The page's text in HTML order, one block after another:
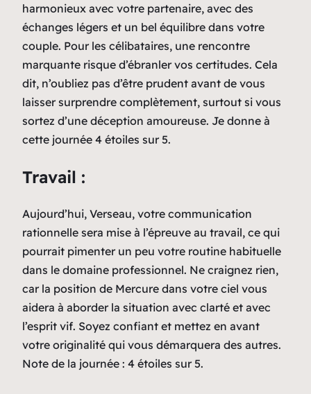
harmonieux avec votre partenaire, avec des
échanges légers et un bel équilibre dans votre
couple. Pour les célibataires, une rencontre
marquante risque d’ébranler vos certitudes. Cela
dit, n’oubliez pas d’être prudent avant de vous
laisser surprendre complètement, surtout si vous
sortez d’une déception amoureuse. Je donne à
cette journée 4 étoiles sur 5.
Travail :
Aujourd’hui, Verseau, votre communication
rationnelle sera mise à l’épreuve au travail, ce qui
pourrait pimenter un peu votre routine habituelle
dans le domaine professionnel. Ne craignez rien,
car la position de Mercure dans votre ciel vous
aidera à aborder la situation avec clarté et avec
l’esprit vif. Soyez confiant et mettez en avant
votre originalité qui vous démarquera des autres.
Note de la journée : 4 étoiles sur 5.